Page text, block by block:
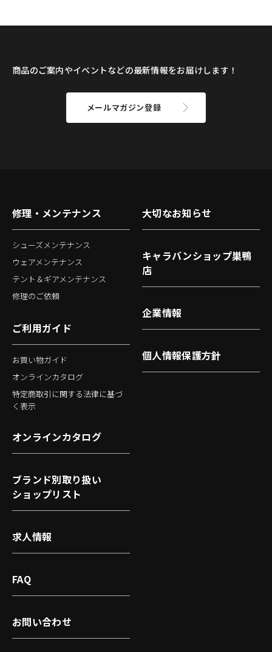
商品のご案内やイベントなどの最新情報をお届けします！
メールマガジン登録
修理・メンテナンス
シューズメンテナンス
ウェアメンテナンス
テント＆ギアメンテナンス
修理のご依頼
ご利用ガイド
お買い物ガイド
オンラインカタログ
特定商取引に関する法律に基づ
く表示
大切なお知らせ
キャラバンショップ巣鴨
店
企業情報
個人情報保護方針
オンラインカタログ
ブランド別取り扱い
ショップリスト
求人情報
FAQ
お問い合わせ